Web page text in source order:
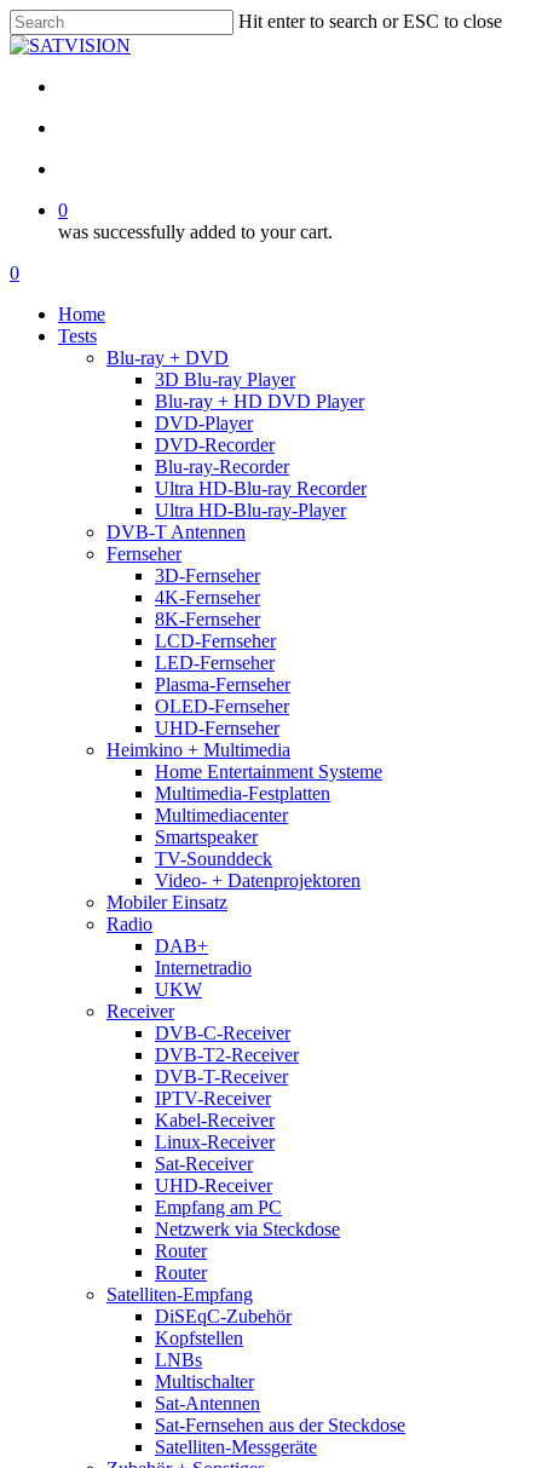
Skip
to
content
Hit enter to search or ESC to close
Close
0
was successfully added to your cart.
Menu
search
account
0
Home
Tests
Blu-ray + DVD
3D Blu-ray Player
Blu-ray + HD DVD Player
DVD-Player
DVD-Recorder
Blu-ray-Recorder
Ultra HD-Blu-ray Recorder
Ultra HD-Blu-ray-Player
DVB-T Antennen
Fernseher
3D-Fernseher
4K-Fernseher
8K-Fernseher
LCD-Fernseher
LED-Fernseher
Plasma-Fernseher
OLED-Fernseher
UHD-Fernseher
Heimkino + Multimedia
Home Entertainment Systeme
Multimedia-Festplatten
Multimediacenter
Smartspeaker
TV-Sounddeck
Video- + Datenprojektoren
Mobiler Einsatz
Radio
DAB+
Internetradio
UKW
Receiver
DVB-C-Receiver
DVB-T2-Receiver
DVB-T-Receiver
IPTV-Receiver
Kabel-Receiver
Linux-Receiver
Sat-Receiver
UHD-Receiver
Empfang am PC
Netzwerk via Steckdose
Router
Router
Satelliten-Empfang
DiSEqC-Zubehör
Kopfstellen
LNBs
Multischalter
Sat-Antennen
Sat-Fernsehen aus der Steckdose
Satelliten-Messgeräte